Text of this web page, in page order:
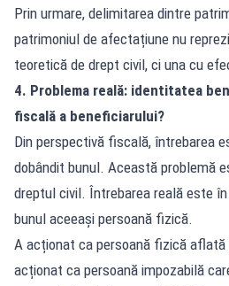
Prin urmare, delimitarea dintre
patrimoniul de afectațiune nu
teoretică de drept civil, ci una cu
4. Problema reală: identitatea
fiscală a beneficiarului?
Din perspectivă fiscală, întrebarea
dobândit bunul. Această problemă
dreptul civil. Întrebarea reală este
bunul aceeași persoană fizică.
A acționat ca persoană fizică aflată
acționat ca persoană impozabilă